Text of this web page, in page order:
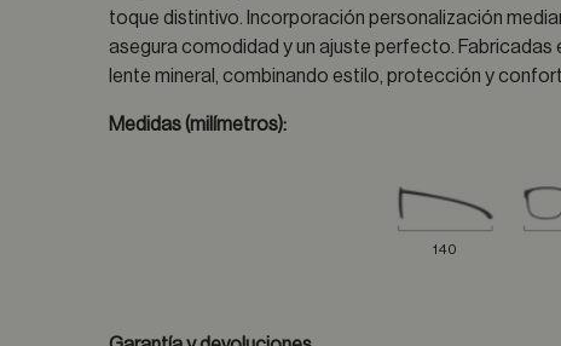
toque distintivo. Incorporación personalización
asegura comodidad y un ajuste perfecto. Fabricadas
lente mineral, combinando estilo, protección y confort
Medidas (milímetros):
140